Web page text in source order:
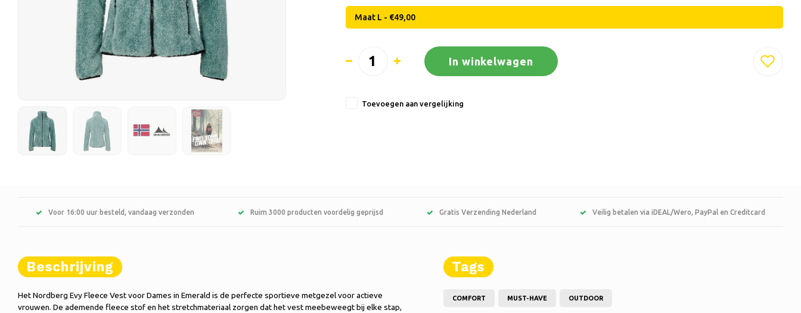
Maat L - €49,00
In winkelwagen
Toevoegen aan vergelijking
Voor 16:00 uur besteld, vandaag verzonden Ruim 3000 producten voordelig geprijsd Gratis Verzending Nederland Veilig betalen via iDEAL/Wero, PayPal en Creditcard
Beschrijving
Het Nordberg Evy Fleece Vest voor Dames in Emerald is de perfecte sportieve metgezel voor actieve
vrouwen. De ademende fleece stof en het stretchmateriaal zorgen dat het vest meebeweegt bij elke stap,
Tags
COMFORT MUST-HAVE OUTDOOR